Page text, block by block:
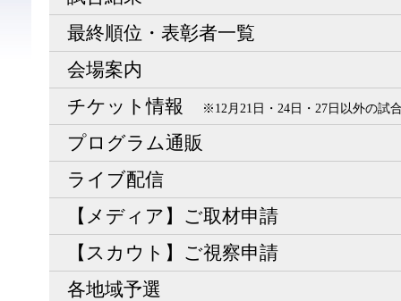
最終順位・表彰者一覧
会場案内
チケット情報
※12月21日・24日・27日以外の試
プログラム通販
ライブ配信
【メディア】ご取材申請
【スカウト】ご視察申請
各地域予選